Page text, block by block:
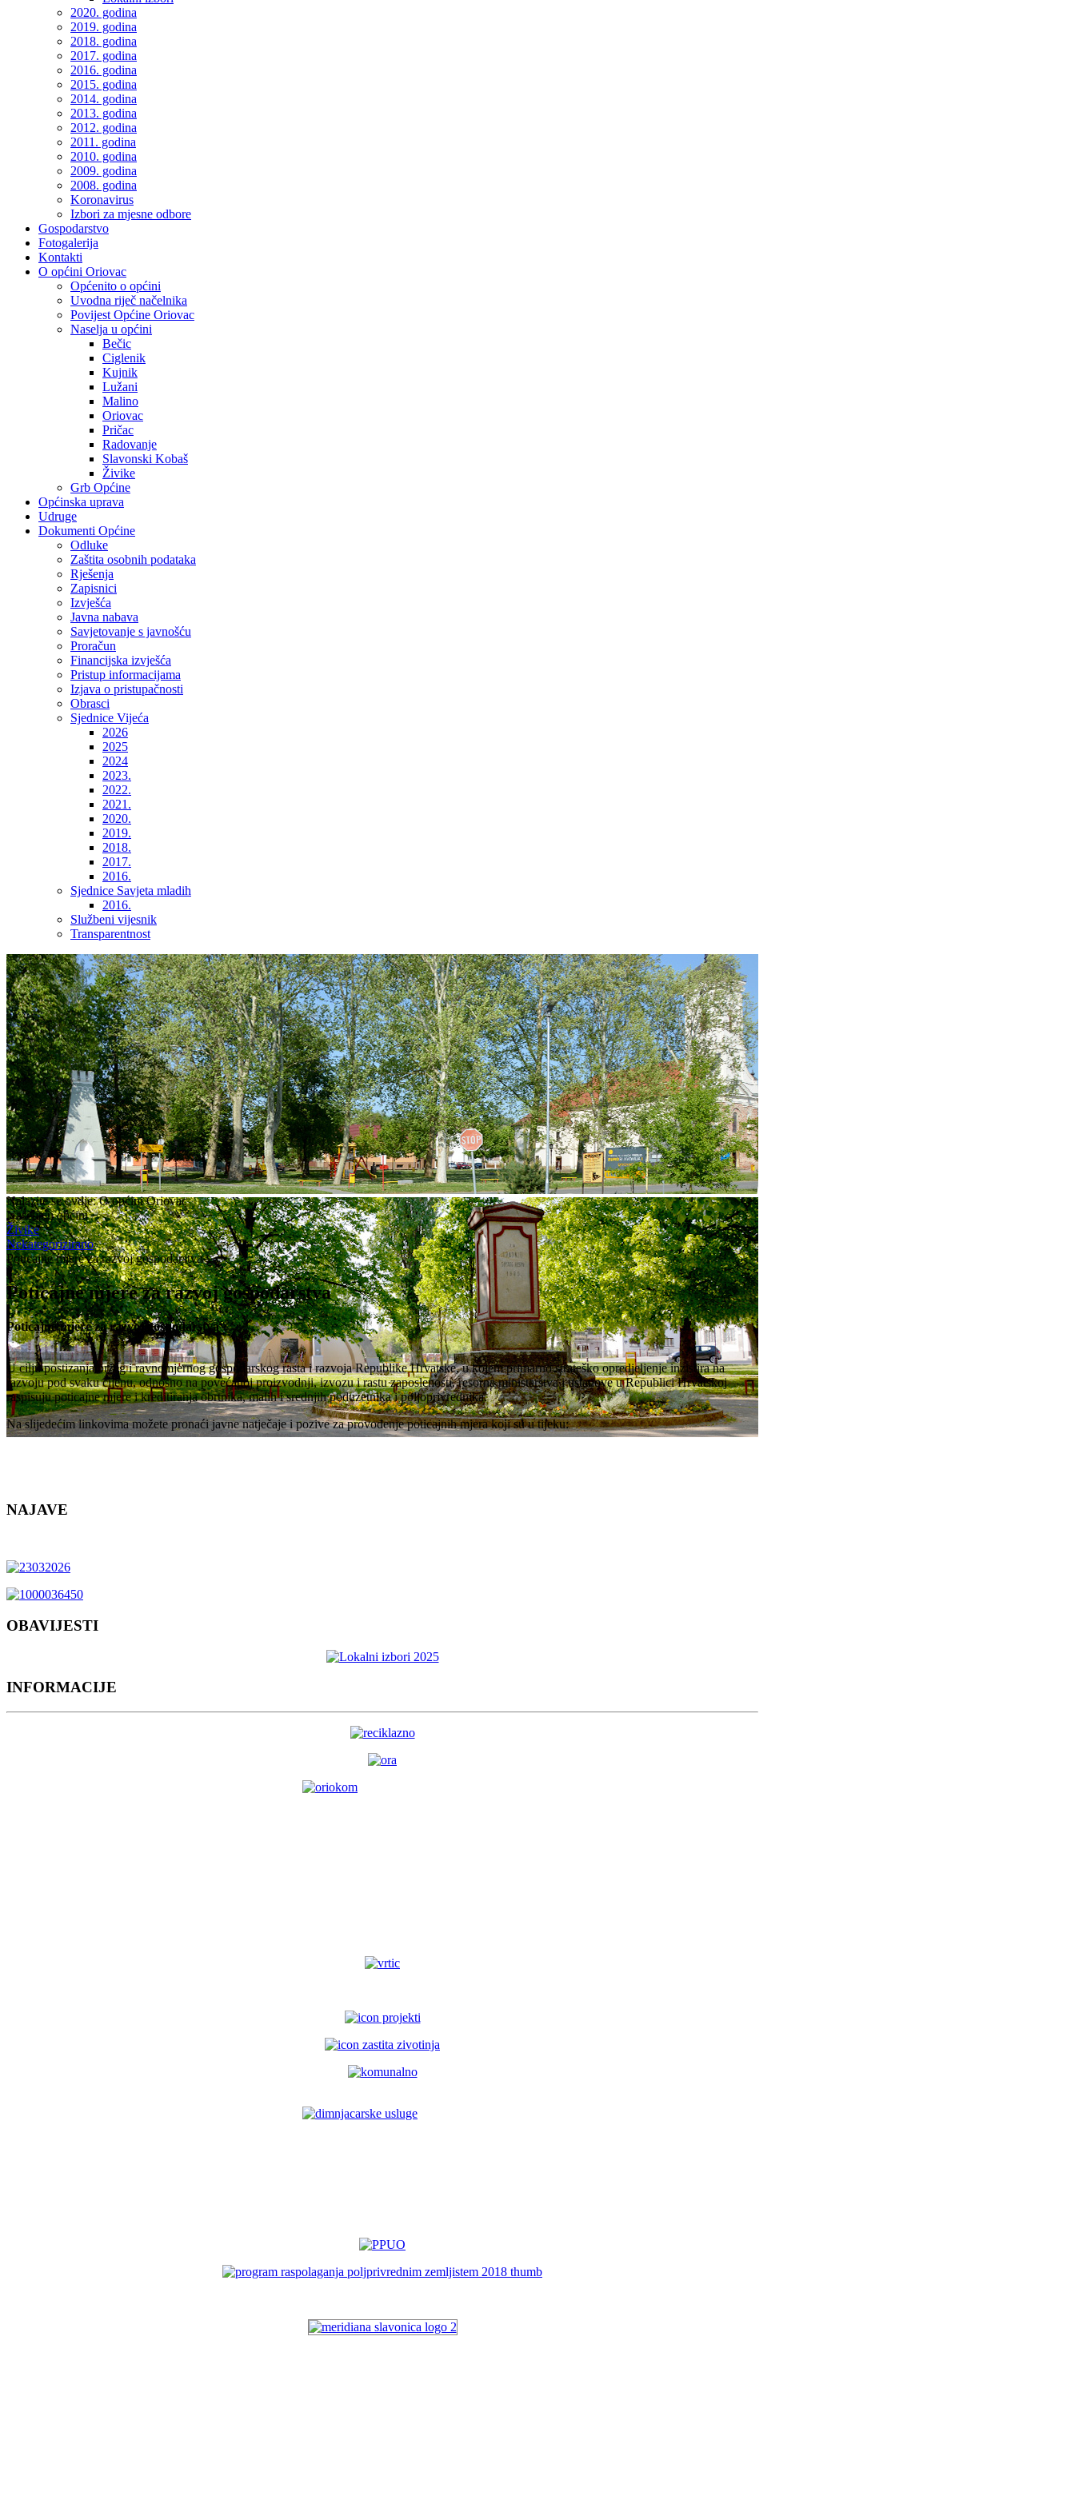
2020. godina
2019. godina
2018. godina
2017. godina
2016. godina
2015. godina
2014. godina
2013. godina
2012. godina
2011. godina
2010. godina
2009. godina
2008. godina
Koronavirus
Izbori za mjesne odbore
Gospodarstvo
Fotogalerija
Kontakti
O općini Oriovac
Općenito o općini
Uvodna riječ načelnika
Povijest Općine Oriovac
Naselja u općini
Bečic
Ciglenik
Kujnik
Lužani
Malino
Oriovac
Pričac
Radovanje
Slavonski Kobaš
Živike
Grb Općine
Općinska uprava
Udruge
Dokumenti Općine
Odluke
Zaštita osobnih podataka
Rješenja
Zapisnici
Izvješća
Javna nabava
Savjetovanje s javnošću
Proračun
Financijska izvješća
Pristup informacijama
Izjava o pristupačnosti
Obrasci
Sjednice Vijeća
2026
2025
2024
2023.
2022.
2021.
2020.
2019.
2018.
2017.
2016.
Sjednice Savjeta mladih
2016.
Službeni vijesnik
Transparentnost
Nalazite se ovdje:O općini Oriovac
Naselja u općini
Živike
Nekategorizirano
Poticajne mjere za razvoj gospodarstva
Poticajne mjere za razvoj gospodarstva
Poticajne mjere za razvoj gospodarstva
U cilju postizanja bržeg i ravnomjernog gospodarskog rasta i razvoja Republike Hrvatske, u kojem primarno strateško opredjeljenje inzistira na
razvoju pod svaku cijenu, odnosno na povećanoj proizvodnji, izvozu i rastu zaposlenosti, resorna ministarstva i ustanove u Republici Hrvatskoj
raspisuju poticajne mjere i kreditiranja obrtnika, malih i srednjih poduzetnika i poljoprivrednika.
Na slijedećim linkovima možete pronaći javne natječaje i pozive za provođenje poticajnih mjera koji su u tijeku:
NAJAVE
OBAVIJESTI
INFORMACIJE